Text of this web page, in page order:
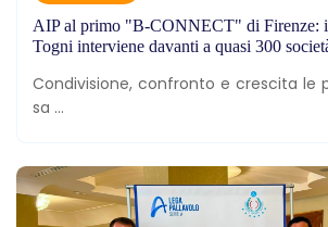
AIP al primo "B-CONNECT" di Firenze:
Togni interviene davanti a quasi 300
Condivisione, confronto e crescita le
sa ...